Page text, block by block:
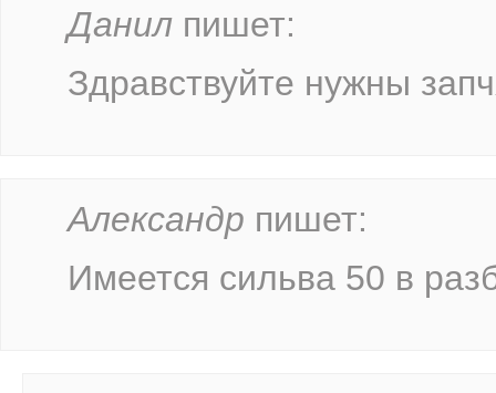
Данил пишет:
Здравствуйте нужны
Александр пишет:
Имеется сильва 50 в